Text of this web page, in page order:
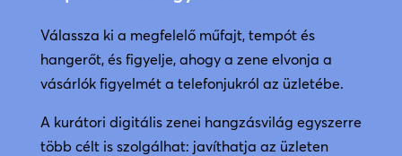
Válassza ki a megfelelő műfajt, tempót és
hangerőt, és figyelje, ahogy a zene elvonja a
vásárlók figyelmét a telefonjukról az üzletébe.
A kurátori digitális zenei hangzásvilág egyszerre
több célt is szolgálhat: javíthatja az üzleten